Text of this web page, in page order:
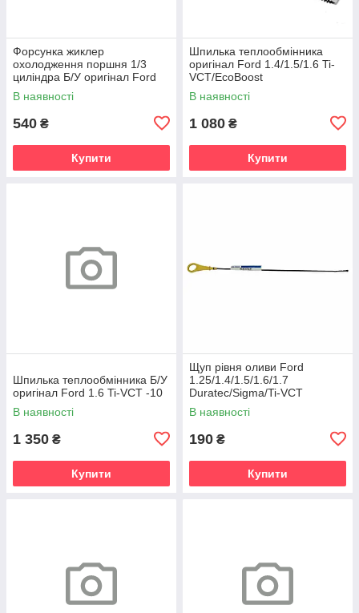
Форсунка жиклер
охолодження поршня 1/3
циліндра Б/У оригінал Ford
1.5 Ecoboost
В наявності
540 ₴
Купити
Шпилька теплообмінника
оригінал Ford 1.4/1.5/1.6 Ti-
VCT/EcoBoost
В наявності
1 080 ₴
Купити
Шпилька теплообмінника Б/У
оригінал Ford 1.6 Ti-VCT -10
В наявності
1 350 ₴
Купити
Щуп рівня оливи Ford
1.25/1.4/1.5/1.6/1.7
Duratec/Sigma/Ti-VCT
В наявності
190 ₴
Купити